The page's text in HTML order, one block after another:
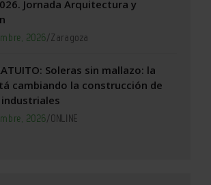
Jornada Arquitectura y
2026/Zaragoza
Soleras sin mallazo: la
cambiando la construcción de
2026/ONLINE